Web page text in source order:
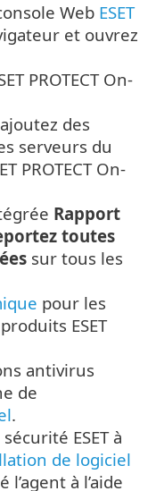
Web ESET
et ouvrez
PROTECT On-
des
serveurs du
PROTECT On-
Rapport
toutes
sur tous les
pour les
ESET
antivirus
de
.
ESET à
de logiciel
à l’aide